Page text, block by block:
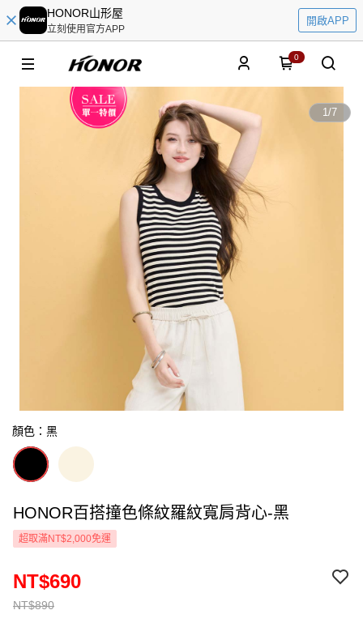
HONOR山形屋
立刻使用官方APP
開啟APP
0
1/7
顏色：黑
HONOR百搭撞色條紋羅紋寬肩背心-黑
超取滿NT$2,000免運
NT$890
NT$690